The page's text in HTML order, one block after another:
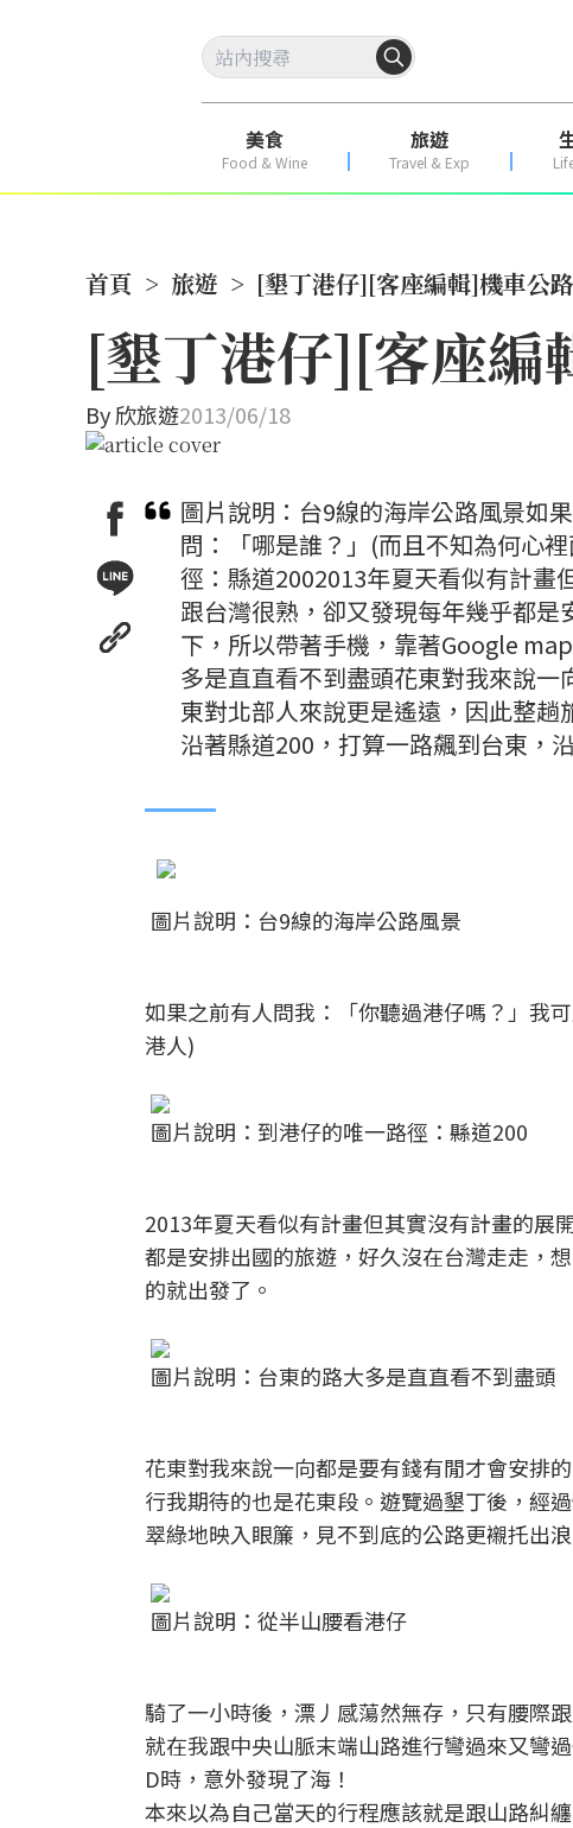
美食
Food & Wine
旅遊
Travel & Exp
首頁 > 旅遊 > [墾丁港仔][客座編輯]機車公
[墾丁港仔][客座編
By欣旅遊2013/06/18
圖片說明：台9線的海岸公路風景如
問：「哪是誰？」(而且不知為何心
徑：縣道2002013年夏天看似有計畫
跟台灣很熟，卻又發現每年幾乎都
下，所以帶著手機，靠著Google
多是直直看不到盡頭花東對我來說
東對北部人來說更是遙遠，因此整
沿著縣道200，打算一路飆到台東，
圖片說明：台9線的海岸公路風景
如果之前有人問我：「你聽過港仔嗎？」我
港人)
圖片說明：到港仔的唯一路徑：縣道200
2013年夏天看似有計畫但其實沒有計畫的展
都是安排出國的旅遊，好久沒在台灣走走，
的就出發了。
圖片說明：台東的路大多是直直看不到盡頭
花東對我來說一向都是要有錢有閒才會安排
行我期待的也是花東段。遊覽過墾丁後，經
翠綠地映入眼簾，見不到底的公路更襯托出
圖片說明：從半山腰看港仔
騎了一小時後，漂丿感蕩然無存，只有腰
就在我跟中央山脈末端山路進行彎過來又彎
D時，意外發現了海！
本來以為自己當天的行程應該就是跟山路糾